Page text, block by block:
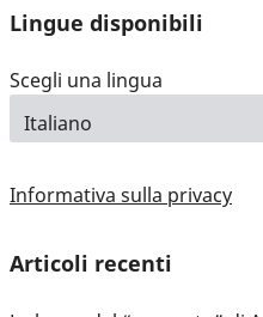
Lingue disponibili
Scegli una lingua
Informativa sulla privacy
Articoli recenti